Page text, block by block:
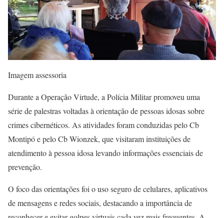
Imagem assessoria
Durante a Operação Virtude, a Polícia Militar promoveu uma
série de palestras voltadas à orientação de pessoas idosas sobre
crimes cibernéticos. As atividades foram conduzidas pelo Cb
Montipó e pelo Cb Wionzek, que visitaram instituições de
atendimento à pessoa idosa levando informações essenciais de
prevenção.
O foco das orientações foi o uso seguro de celulares, aplicativos
de mensagens e redes sociais, destacando a importância de